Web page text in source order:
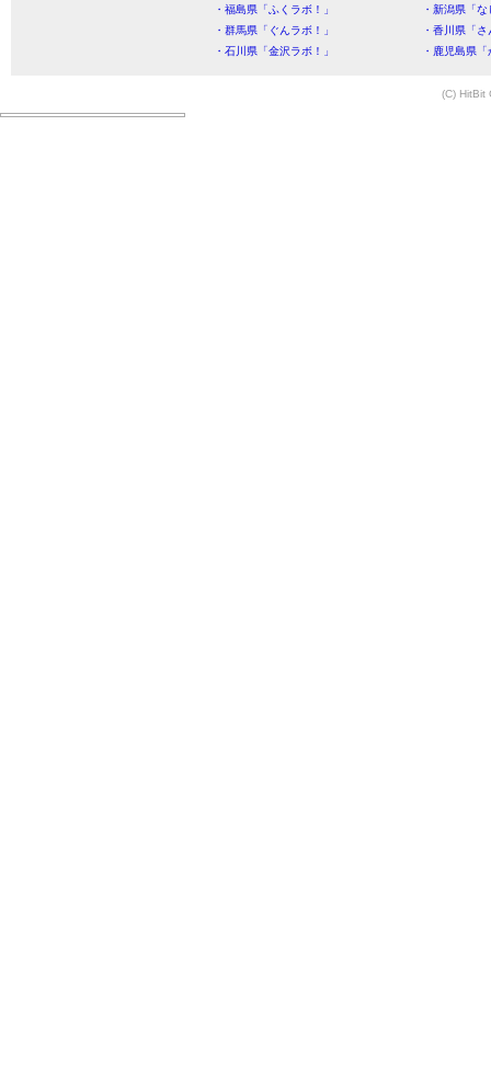
・福島県「ふくラボ！」
・新潟県「
・群馬県「ぐんラボ！」
・香川県「
・石川県「金沢ラボ！」
・鹿児島県
(C) HitBit